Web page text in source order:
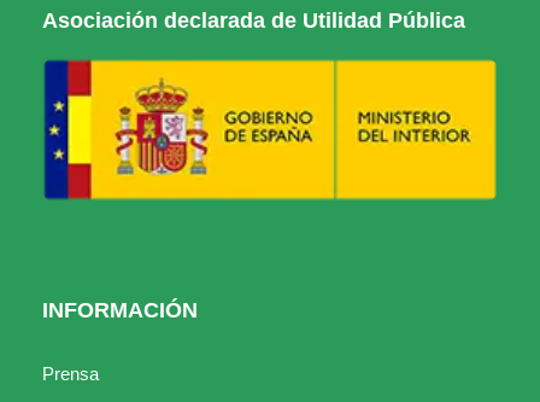
Asociación declarada de Utilidad Pública
INFORMACIÓN
Prensa